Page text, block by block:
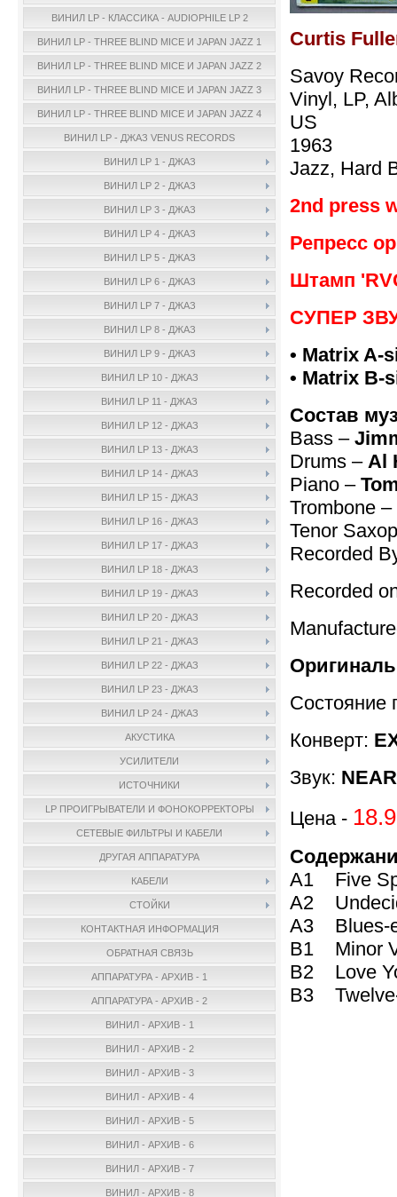
ВИНИЛ LP - КЛАССИКА - AUDIOPHILE LP 2
ВИНИЛ LP - THREE BLIND MICE И JAPAN JAZZ 1
ВИНИЛ LP - THREE BLIND MICE И JAPAN JAZZ 2
ВИНИЛ LP - THREE BLIND MICE И JAPAN JAZZ 3
ВИНИЛ LP - THREE BLIND MICE И JAPAN JAZZ 4
ВИНИЛ LP - ДЖАЗ VENUS RECORDS
ВИНИЛ LP 1 - ДЖАЗ
ВИНИЛ LP 2 - ДЖАЗ
ВИНИЛ LP 3 - ДЖАЗ
ВИНИЛ LP 4 - ДЖАЗ
ВИНИЛ LP 5 - ДЖАЗ
ВИНИЛ LP 6 - ДЖАЗ
ВИНИЛ LP 7 - ДЖАЗ
ВИНИЛ LP 8 - ДЖАЗ
ВИНИЛ LP 9 - ДЖАЗ
ВИНИЛ LP 10 - ДЖАЗ
ВИНИЛ LP 11 - ДЖАЗ
ВИНИЛ LP 12 - ДЖАЗ
ВИНИЛ LP 13 - ДЖАЗ
ВИНИЛ LP 14 - ДЖАЗ
ВИНИЛ LP 15 - ДЖАЗ
ВИНИЛ LP 16 - ДЖАЗ
ВИНИЛ LP 17 - ДЖАЗ
ВИНИЛ LP 18 - ДЖАЗ
ВИНИЛ LP 19 - ДЖАЗ
ВИНИЛ LP 20 - ДЖАЗ
ВИНИЛ LP 21 - ДЖАЗ
ВИНИЛ LP 22 - ДЖАЗ
ВИНИЛ LP 23 - ДЖАЗ
ВИНИЛ LP 24 - ДЖАЗ
АКУСТИКА
УСИЛИТЕЛИ
ИСТОЧНИКИ
LP ПРОИГРЫВАТЕЛИ И ФОНОКОРРЕКТОРЫ
СЕТЕВЫЕ ФИЛЬТРЫ И КАБЕЛИ
ДРУГАЯ АППАРАТУРА
КАБЕЛИ
СТОЙКИ
КОНТАКТНАЯ ИНФОРМАЦИЯ
ОБРАТНАЯ СВЯЗЬ
АППАРАТУРА - АРХИВ - 1
АППАРАТУРА - АРХИВ - 2
ВИНИЛ - АРХИВ - 1
ВИНИЛ - АРХИВ - 2
ВИНИЛ - АРХИВ - 3
ВИНИЛ - АРХИВ - 4
ВИНИЛ - АРХИВ - 5
ВИНИЛ - АРХИВ - 6
ВИНИЛ - АРХИВ - 7
ВИНИЛ - АРХИВ - 8
Curtis
Savoy
Vinyl, LP,
US
1963
Jazz, Hard
2nd press
Репресс
Штамп
СУПЕР
• Matrix A-
• Matrix B-
Состав
Bass –
Drums – Al
Piano –
Trombone –
Tenor
Recorded
Recorded
Состояние
Конверт:
Звук:
Цена -
A1 Five
A2
A3 Blues-
B1 Minor
B2 Love
B3